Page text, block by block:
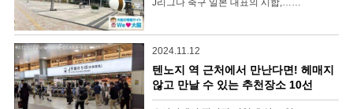
J리그나 축구 일본 대표의 시합,……
2024.11.12
텐노지 역 근처에서 만난다면! 헤매지
않고 만날 수 있는 추천장소 10선